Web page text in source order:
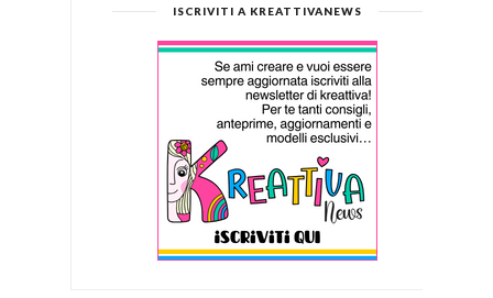
ISCRIVITI A KREATTIVANEWS